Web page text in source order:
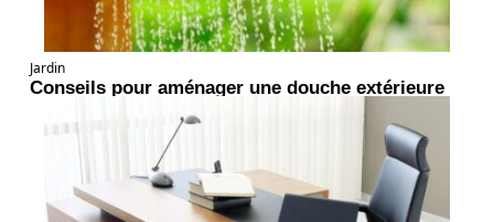
Jardin
Conseils pour aménager une douche extérieure